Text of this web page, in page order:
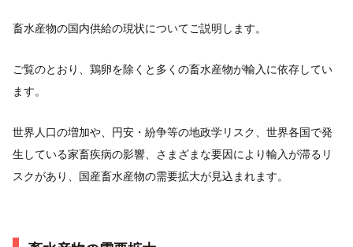
畜水産物の国内供給の現状についてご説明します。
ご覧のとおり、鶏卵を除くと多くの畜水産物が輸入に依存してい
ます。
世界人口の増加や、円安・紛争等の地政学リスク、世界各国で発
生している家畜疾病の影響、さまざまな要因により輸入が滞るリ
スクがあり、国産畜水産物の需要拡大が見込まれます。